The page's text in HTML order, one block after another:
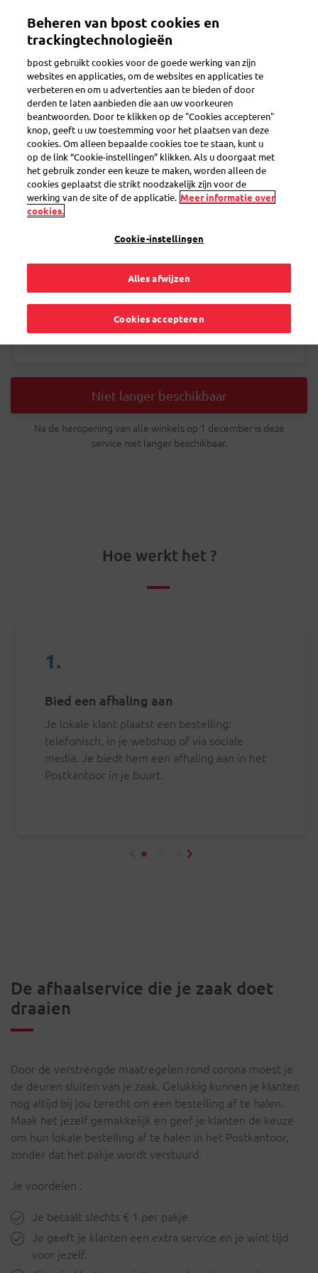
inhoud
Toggle navigation
‎Lokaal afhalen:
met bpost blijft je zaak draaien
Laat je bestellingen afhalen in een Postkantoor in de
buurt
Je betaalt slechts € 1 per pakje
Niet langer beschikbaar
Na de heropening van alle winkels op 1 december is deze
service niet langer beschikbaar.
Hoe werkt het ?
1.
Bied een afhaling aan
Je lokale klant plaatst een bestelling:
telefonisch, in je webshop of via sociale
media. Je biedt hem een afhaling aan in het
Postkantoor in je buurt.
De afhaalservice die je zaak doet
draaien
Door de verstrengde maatregelen rond corona moest je
de deuren sluiten van je zaak. Gelukkig kunnen je klanten
nog altijd bij jou terecht om een bestelling af te halen.
Maak het jezelf gemakkelijk en geef je klanten de keuze
om hun lokale bestelling af te halen in het Postkantoor,
zonder dat het pakje wordt verstuurd.
Je voordelen :
Je betaalt slechts € 1 per pakje
Je geeft je klanten een extra service en je wint tijd
voor jezelf.
Beheren van bpost cookies en
trackingtechnologieën
bpost gebruikt cookies voor de goede werking van zijn
websites en applicaties, om de websites en applicaties te
verbeteren en om u advertenties aan te bieden of door
derden te laten aanbieden die aan uw voorkeuren
beantwoorden. Door te klikken op de "Cookies accepteren"
knop, geeft u uw toestemming voor het plaatsen van deze
cookies. Om alleen bepaalde cookies toe te staan, kunt u
op de link “Cookie-instellingen” klikken. Als u doorgaat met
het gebruik zonder een keuze te maken, worden alleen de
cookies geplaatst die strikt noodzakelijk zijn voor de
werking van de site of de applicatie. Meer informatie over
cookies.
Cookie-instellingen
Alles afwijzen
Cookies accepteren